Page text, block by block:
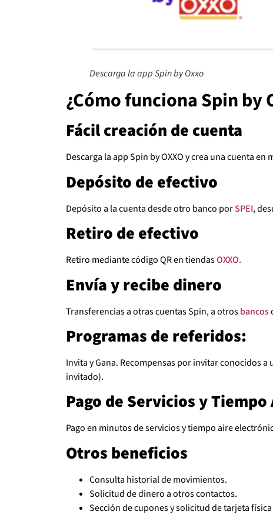
Descarga la app Spin by Oxxo
¿Cómo funciona Spin by
Fácil creación de cuenta
Descarga la app Spin by OXXO y crea una cuenta en
Depósito de efectivo
Depósito a la cuenta desde otro banco porSPEI,
Retiro de efectivo
Retiro mediante código QR en tiendasOXXO.
Envía y recibe dinero
Transferencias a otras cuentas Spin, a otrosbancos
Programas de referidos:
Invita y Gana. Recompensas por invitar conocidos a
invitado).
Pago de Servicios y Tiempo
Pago en minutos de servicios y tiempo aire
Otros beneficios
Consulta historial de movimientos.
Solicitud de dinero a otros contactos.
Sección de cupones y solicitud de tarjeta